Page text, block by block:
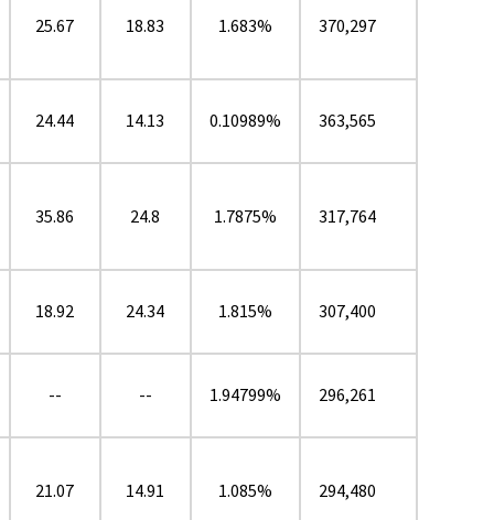
25.67 18.83 1.683% 370,297
24.44 14.13 0.10989% 363,565
35.86 24.8 1.7875% 317,764
18.92 24.34 1.815% 307,400
-- -- 1.94799% 296,261
21.07 14.91 1.085% 294,480